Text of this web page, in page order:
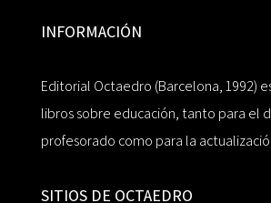
INFORMACIÓN
Editorial Octaedro (Barcelona, 1992)
libros sobre educación, tanto para el
profesorado como para la
SITIOS DE OCTAEDRO